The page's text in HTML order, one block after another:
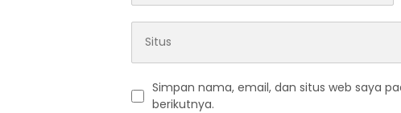
Simpan nama, email, dan situs web saya
berikutnya.